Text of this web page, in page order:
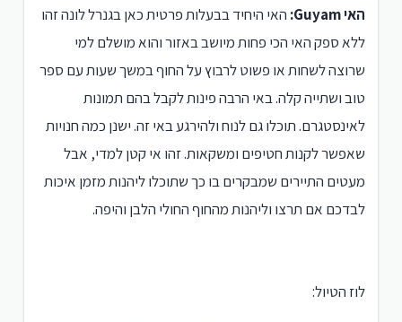
האי Guyam: האי היחיד בבעלות פרטית כאן בגנרל לונהזהו
ללא ספק האי הכי פחות מיושב באזור והוא מושלם למי
שרוצה לשחות או פשוט לרבוץ על החוף במשך שעות עם ספר
טוב ושתייה קלה. באי הרבה פינות לקבל בהם תמונות
לאינסטגרם. תוכלו גם לנוח ולהירגע באי זה. ישנן כמה חנויות
שאפשר לקנות חטיפים ומשקאות. זהו אי קטן למדי, אבל
מעטים התיירים שמבקרים בו כך שתוכלו ליהנות מזמן איכות
לבדכם אם תרצו וליהנות מהחוף החולי הלבן והיפה.
לוז הטיול: